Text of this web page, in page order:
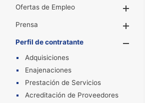
Ofertas de Empleo
Prensa
Perfil de contratante
Adquisiciones
Enajenaciones
Prestación de Servicios
Acreditación de Proveedores